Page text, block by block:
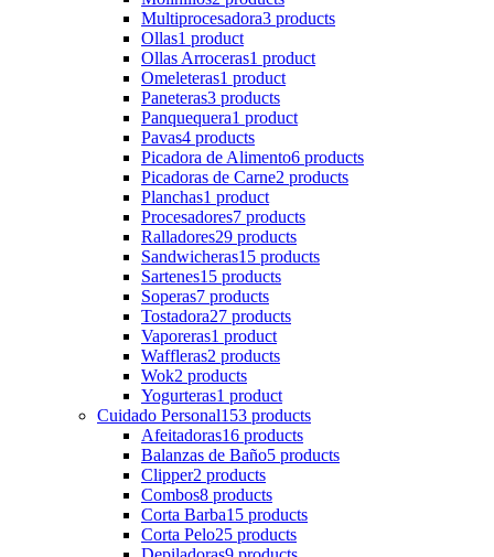
Multiprocesadora3 products
Ollas1 product
Ollas Arroceras1 product
Omeleteras1 product
Paneteras3 products
Panquequera1 product
Pavas4 products
Picadora de Alimento6 products
Picadoras de Carne2 products
Planchas1 product
Procesadores7 products
Ralladores29 products
Sandwicheras15 products
Sartenes15 products
Soperas7 products
Tostadora27 products
Vaporeras1 product
Waffleras2 products
Wok2 products
Yogurteras1 product
Cuidado Personal153 products
Afeitadoras16 products
Balanzas de Baño5 products
Clipper2 products
Combos8 products
Corta Barba15 products
Corta Pelo25 products